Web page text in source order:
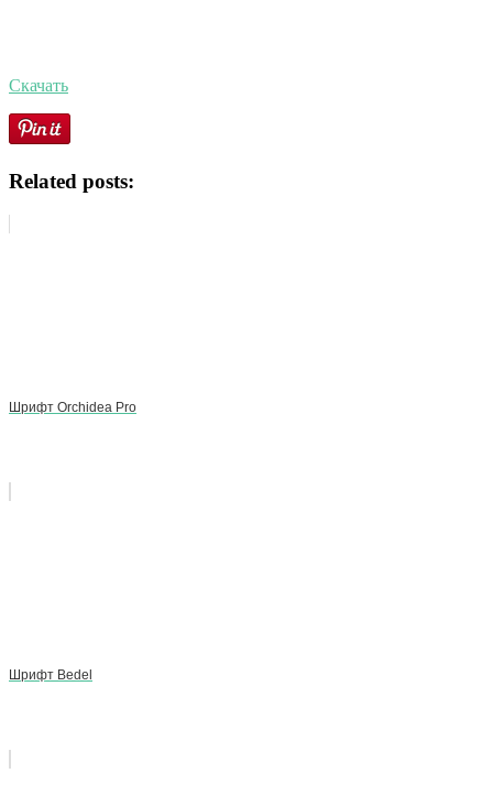
Скачать
Related posts:
Шрифт Orchidea Pro
Шрифт Bedel